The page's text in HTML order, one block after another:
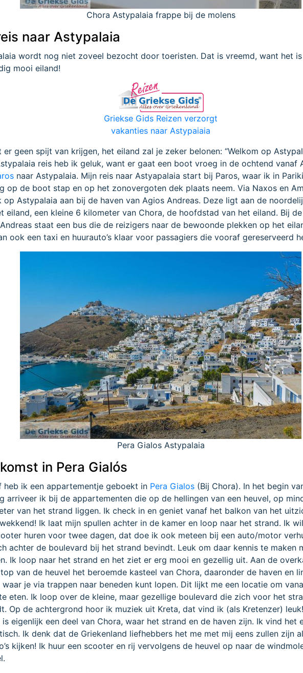
Chora Astypalaia frappe bij de molens
naar Astypalaia
wordt nog niet zoveel bezocht door toeristen. Dat is vreemd, want het
mooi eiland!
Griekse Gids Reizen verzorgt
vakanties naar Astypaiaia
er geen spijt van krijgen, het eiland zal je zeker belonen: “Welkom op
reis heb ik geluk, want er gaat een boot vroeg in de ochtend vanaf
naar Astypalaia. Mijn reis naar Astyapalaia start bij Paros, waar ik in
op de boot stap en op het zonovergoten dek plaats neem. Via Naxos en
op Astypalaia aan bij de haven van Agios Andreas. Deze ligt aan de
eiland, een kleine 6 kilometer van Chora, de hoofdstad van het eiland. Bij
staat een bus die de reizigers naar de bewoonde plekken op het
ook een taxi en huurauto’s klaar voor passagiers die vooraf gereserveerd
Pera Gialos Astypalaia
in Pera Gialós
heb ik een appartementje geboekt in Pera Gialos (Bij Chora). In het begin
arriveer ik bij de appartementen die op de hellingen van een heuvel, op
van het strand liggen. Ik check in en geniet vanaf het balkon van het
Ik laat mijn spullen achter in de kamer en loop naar het strand. Ik
huren voor twee dagen, dat doe ik ook meteen bij een auto/motor
achter de boulevard bij het strand bevindt. Leuk om daar kennis te maken
Ik loop naar het strand en het ziet er erg mooi en gezellig uit. Aan de
van de heuvel het beroemde kasteel van Chora, daaronder de haven en
waar je via trappen naar beneden kunt lopen. Dit lijkt me een locatie om
eten. Ik loop over de kleine, maar gezellige boulevard die zich voor het
Op de achtergrond hoor ik muziek uit Kreta, dat vind ik (als Kretenzer)
is eigenlijk een deel van Chora, waar het strand en de haven zijn. Ik vind het
Ik denk dat de Griekenland liefhebbers het me met mij eens zullen zijn
kijken! Ik huur een scooter en rij vervolgens de heuvel op naar de